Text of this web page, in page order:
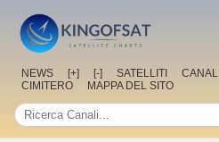
NEWS [+] [-] SATELLITI CANALI
CIMITERO
MAPPA DEL SITO